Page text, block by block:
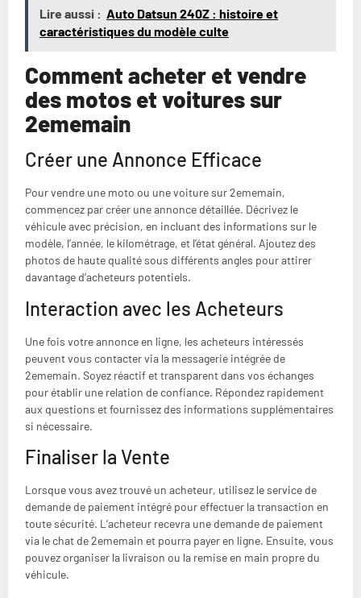
Lire aussi : Auto Datsun 240Z : histoire et
caractéristiques du modèle culte
Comment acheter et vendre
des motos et voitures sur
2ememain
Créer une Annonce Efficace
Pour vendre une moto ou une voiture sur 2ememain,
commencez par créer une annonce détaillée. Décrivez le
véhicule avec précision, en incluant des informations sur le
modèle, l’année, le kilométrage, et l’état général. Ajoutez des
photos de haute qualité sous différents angles pour attirer
davantage d’acheteurs potentiels.
Interaction avec les Acheteurs
Une fois votre annonce en ligne, les acheteurs intéressés
peuvent vous contacter via la messagerie intégrée de
2ememain. Soyez réactif et transparent dans vos échanges
pour établir une relation de confiance. Répondez rapidement
aux questions et fournissez des informations supplémentaires
si nécessaire.
Finaliser la Vente
Lorsque vous avez trouvé un acheteur, utilisez le service de
demande de paiement intégré pour effectuer la transaction en
toute sécurité. L’acheteur recevra une demande de paiement
via le chat de 2ememain et pourra payer en ligne. Ensuite, vous
pouvez organiser la livraison ou la remise en main propre du
véhicule.